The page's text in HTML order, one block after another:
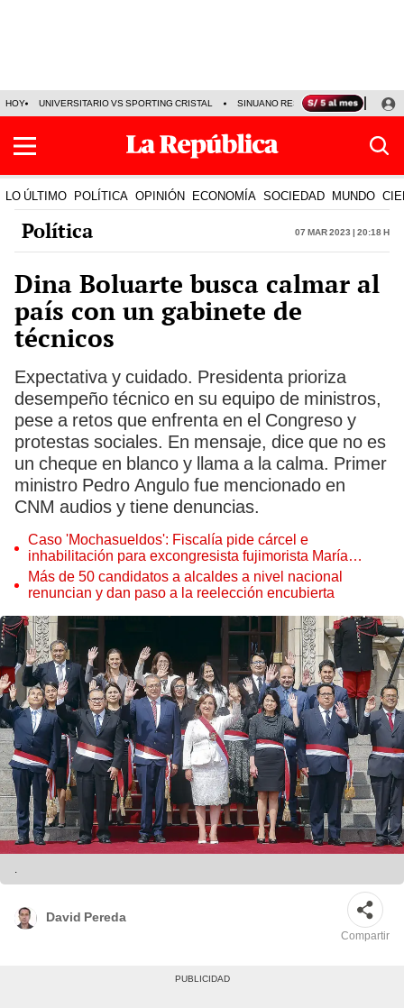
HOY UNIVERSITARIO VS SPORTING CRISTAL SINUANO RESULTADOS HOY
LO ÚLTIMO POLÍTICA OPINIÓN ECONOMÍA SOCIEDAD MUNDO
Política 07 Mar 2023 | 20:18 h
Dina Boluarte busca calmar al
país con un gabinete de
técnicos
Expectativa y cuidado. Presidenta prioriza
desempeño técnico en su equipo de ministros,
pese a retos que enfrenta en el Congreso y
protestas sociales. En mensaje, dice que no es
un cheque en blanco y llama a la calma. Primer
ministro Pedro Angulo fue mencionado en
CNM audios y tiene denuncias.
Caso 'Mochasueldos': Fiscalía pide cárcel e
inhabilitación para excongresista fujimorista María
Cordero Jon Tay
Más de 50 candidatos a alcaldes a nivel nacional
renuncian y dan paso a la reelección encubierta
.
David Pereda
Compartir